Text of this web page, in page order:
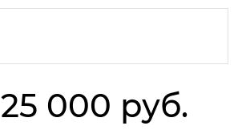
25 000 руб.